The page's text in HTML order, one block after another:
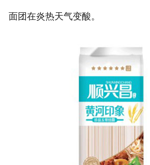
面团在炎热天气变酸。